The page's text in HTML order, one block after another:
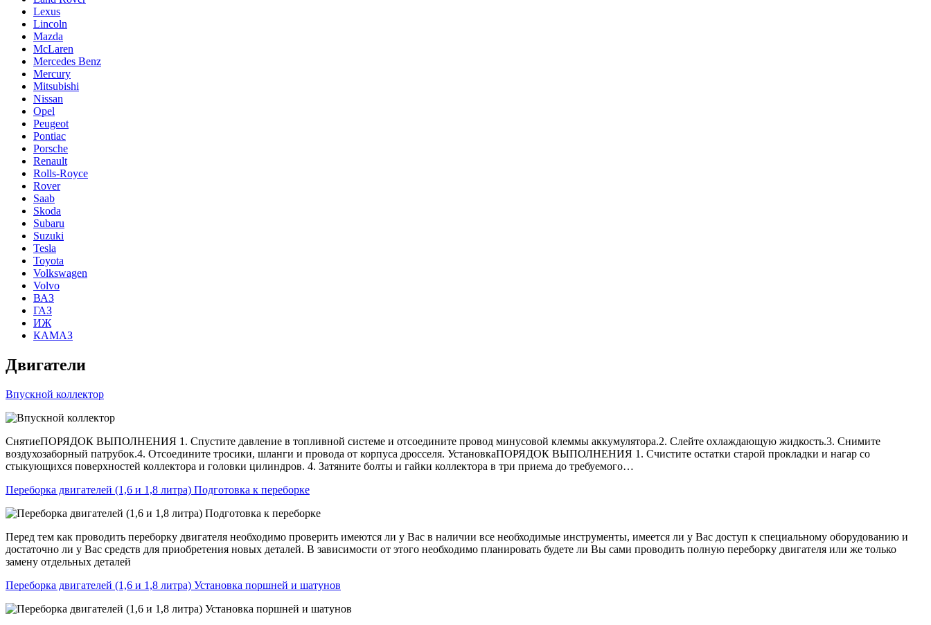
Lexus
Lincoln
Mazda
McLaren
Mercedes Benz
Mercury
Mitsubishi
Nissan
Opel
Peugeot
Pontiac
Porsche
Renault
Rolls-Royce
Rover
Saab
Skoda
Subaru
Suzuki
Tesla
Toyota
Volkswagen
Volvo
ВАЗ
ГАЗ
ИЖ
КАМАЗ
Двигатели
Впускной коллектор
СнятиеПОРЯДОК ВЫПОЛНЕНИЯ 1. Спустите давление в топливной системе и отсоедините провод минусовой клеммы аккумулятора.2. Слейте охлаждающую жидкость.3. Снимите
воздухозаборный патрубок.4. Отсоедините тросики, шланги и провода от корпуса дросселя. УстановкаПОРЯДОК ВЫПОЛНЕНИЯ 1. Счистите остатки старой прокладки и нагар со
стыкующихся поверхностей коллектора и головки цилиндров. 4. Затяните болты и гайки коллектора в три приема до требуемого…
Переборка двигателей (1,6 и 1,8 литра) Подготовка к переборке
Перед тем как проводить переборку двигателя необходимо проверить имеются ли у Вас в наличии все необходимые инструменты, имеется ли у Вас доступ к специальному оборудованию и
достаточно ли у Вас средств для приобретения новых деталей. В зависимости от этого необходимо планировать будете ли Вы сами проводить полную переборку двигателя или же только
замену отдельных деталей
Переборка двигателей (1,6 и 1,8 литра) Установка поршней и шатунов